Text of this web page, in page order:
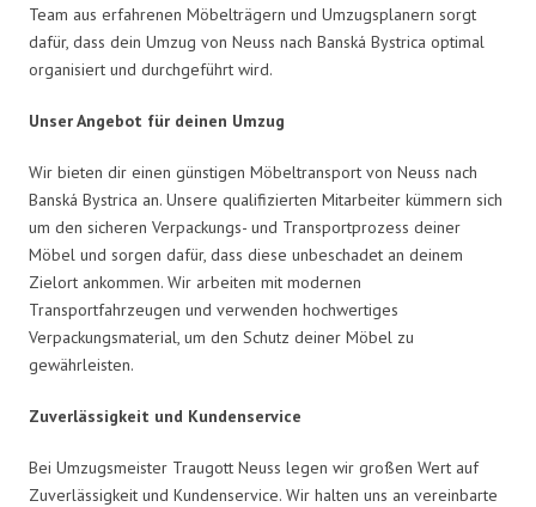
Team aus erfahrenen Möbelträgern und Umzugsplanern sorgt
dafür, dass dein Umzug von Neuss nach Banská Bystrica optimal
organisiert und durchgeführt wird.
Unser Angebot für deinen Umzug
Wir bieten dir einen günstigen Möbeltransport von Neuss nach
Banská Bystrica an. Unsere qualifizierten Mitarbeiter kümmern sich
um den sicheren Verpackungs- und Transportprozess deiner
Möbel und sorgen dafür, dass diese unbeschadet an deinem
Zielort ankommen. Wir arbeiten mit modernen
Transportfahrzeugen und verwenden hochwertiges
Verpackungsmaterial, um den Schutz deiner Möbel zu
gewährleisten.
Zuverlässigkeit und Kundenservice
Bei Umzugsmeister Traugott Neuss legen wir großen Wert auf
Zuverlässigkeit und Kundenservice. Wir halten uns an vereinbarte